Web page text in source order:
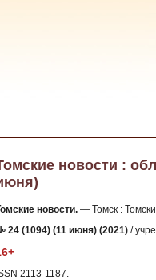
новости :
новости. — Томск :
24 (1094) (11 июня) (2021) /
2113-1187.